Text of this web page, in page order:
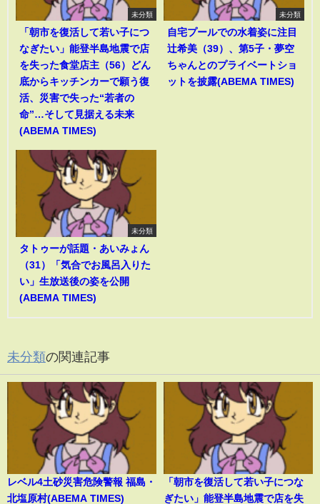
未分類
「朝市を復活して若い子につ
なぎたい」能登半島地震で店
を失った食堂店主（56）どん
底からキッチンカーで願う復
活、災害で失った“若者の
命”…そして見据える未来
(ABEMA TIMES)
未分類
自宅プールでの水着姿に注目
辻希美（39）、第5子・夢空
ちゃんとのプライベートショ
ットを披露(ABEMA TIMES)
未分類
タトゥーが話題・あいみょん
（31）「気合でお風呂入りた
い」生放送後の姿を公開
(ABEMA TIMES)
未分類の関連記事
レベル4土砂災害危険警報 福島・
北塩原村(ABEMA TIMES)
「朝市を復活して若い子につな
ぎたい」能登半島地震で店を失